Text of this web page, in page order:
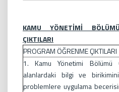
KAMU YÖNETİMİ
ÇIKTILARI
PROGRAM ÖĞRENME ÇIKTILARI
1. Kamu Yönetimi Bölümü
alanlardaki bilgi ve
problemlere uygulama